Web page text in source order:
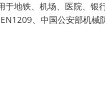
地铁、机场、医院、
、中国公安部机械